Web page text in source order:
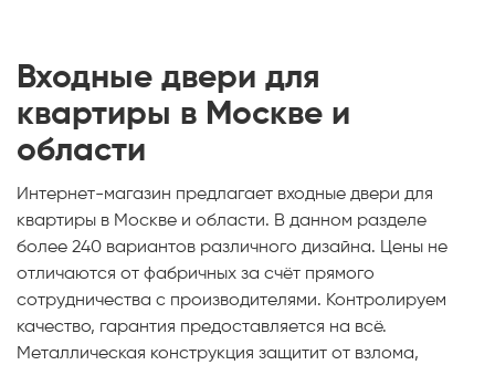
Входные двери для
квартиры в Москве и
области
Интернет-магазин предлагает входные двери для
квартиры в Москве и области. В данном разделе
более 240 вариантов различного дизайна. Цены не
отличаются от фабричных за счёт прямого
сотрудничества с производителями. Контролируем
качество, гарантия предоставляется на всё.
Металлическая конструкция защитит от взлома,